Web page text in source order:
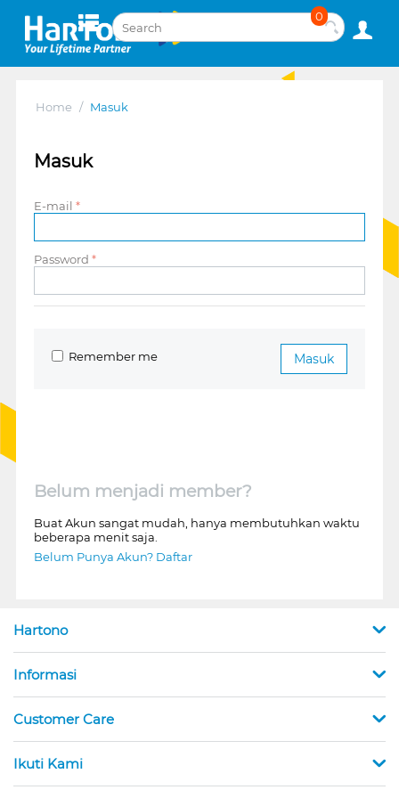
0
Home / Masuk
Masuk
E-mail
Password
Masuk
Remember me
Belum menjadi member?
Buat Akun sangat mudah, hanya membutuhkan waktu
beberapa menit saja.
Belum Punya Akun? Daftar
Hartono
Informasi
Customer Care
Ikuti Kami